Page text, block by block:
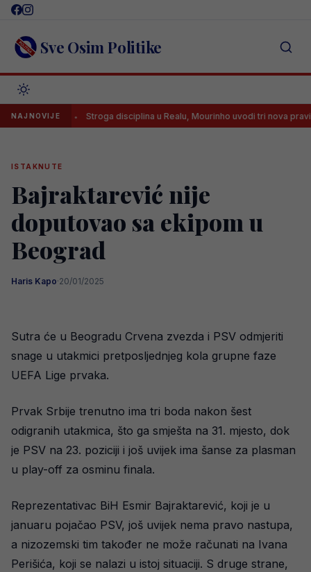
Skip
content Sve Osim Politike
NAJNOVIJEStroga disciplina u Realu, Mourinho uvodi tri nova pravila
ISTAKNUTE
Bajraktarević nije
doputovao sa ekipom u
Beograd
Haris Kapo·20/01/2025
Sutra će u Beogradu Crvena zvezda i PSV odmjeriti
snage u utakmici pretposljednjeg kola grupne faze
UEFA Lige prvaka.
Prvak Srbije trenutno ima tri boda nakon šest
odigranih utakmica, što ga smješta na 31. mjesto, dok
je PSV na 23. poziciji i još uvijek ima šanse za plasman
u play-off za osminu finala.
Reprezentativac BiH Esmir Bajraktarević, koji je u
januaru pojačao PSV, još uvijek nema pravo nastupa,
a nizozemski tim također ne može računati na Ivana
Perišića, koji se nalazi u istoj situaciji. S druge strane,